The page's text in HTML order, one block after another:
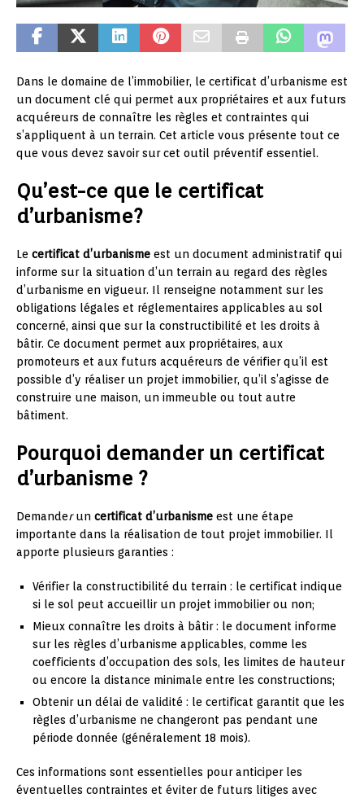
Dans le domaine de l’immobilier, le certificat d’urbanisme est
un document clé qui permet aux propriétaires et aux futurs
acquéreurs de connaître les règles et contraintes qui
s’appliquent à un terrain. Cet article vous présente tout ce
que vous devez savoir sur cet outil préventif essentiel.
Qu’est-ce que le certificat
d’urbanisme?
Le certificat d’urbanisme est un document administratif qui
informe sur la situation d’un terrain au regard des règles
d’urbanisme en vigueur. Il renseigne notamment sur les
obligations légales et réglementaires applicables au sol
concerné, ainsi que sur la constructibilité et les droits à
bâtir. Ce document permet aux propriétaires, aux
promoteurs et aux futurs acquéreurs de vérifier qu’il est
possible d’y réaliser un projet immobilier, qu’il s’agisse de
construire une maison, un immeuble ou tout autre
bâtiment.
Pourquoi demander un certificat
d’urbanisme ?
Demanderun certificat d’urbanisme est une étape
importante dans la réalisation de tout projet immobilier. Il
apporte plusieurs garanties :
Vérifier la constructibilité du terrain : le certificat indique
si le sol peut accueillir un projet immobilier ou non;
Mieux connaître les droits à bâtir : le document informe
sur les règles d’urbanisme applicables, comme les
coefficients d’occupation des sols, les limites de hauteur
ou encore la distance minimale entre les constructions;
Obtenir un délai de validité : le certificat garantit que les
règles d’urbanisme ne changeront pas pendant une
période donnée (généralement 18 mois).
Ces informations sont essentielles pour anticiper les
éventuelles contraintes et éviter de futurs litiges avec